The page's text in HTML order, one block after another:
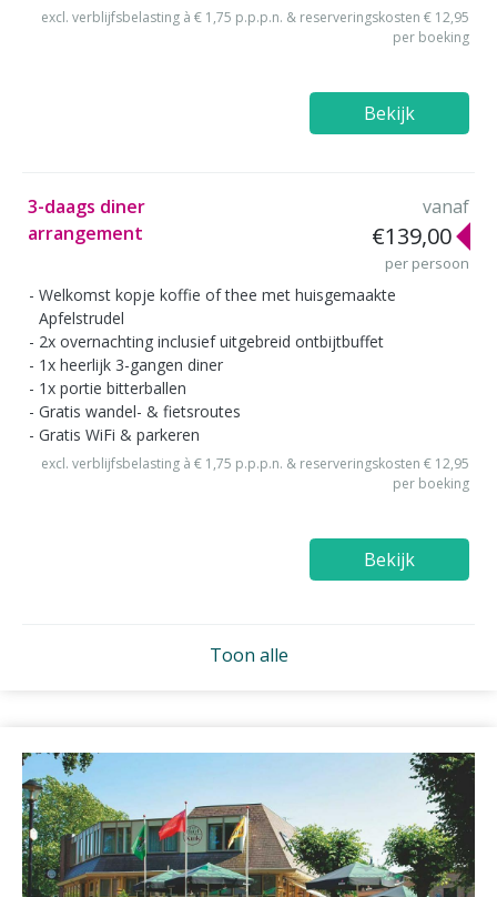
excl. verblijfsbelasting à € 1,75 p.p.p.n. & reserveringskosten € 12,95
per boeking
Bekijk
3-daags diner
arrangement
vanaf
€139,00
per persoon
Welkomst kopje koffie of thee met huisgemaakte
Apfelstrudel
2x overnachting inclusief uitgebreid ontbijtbuffet
1x heerlijk 3-gangen diner
1x portie bitterballen
Gratis wandel- & fietsroutes
Gratis WiFi & parkeren
excl. verblijfsbelasting à € 1,75 p.p.p.n. & reserveringskosten € 12,95
per boeking
Bekijk
Toon alle